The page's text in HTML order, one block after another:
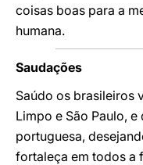
coisas boas para a
humana.
Saudações
Saúdo os brasileiros
Limpo e São Paulo,
portuguesa,
fortaleça em todos a